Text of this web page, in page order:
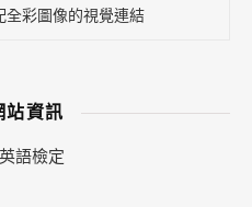
全彩圖像的視覺連結
站資訊
語檢定